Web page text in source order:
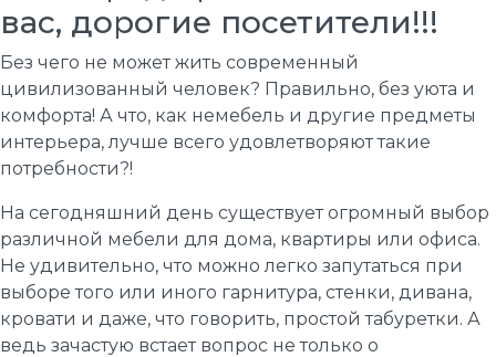
вас, дорогие посетители!!!
Без чего не может жить современный
цивилизованный человек? Правильно, без уюта и
комфорта! А что, как немебель и другие предметы
интерьера, лучше всего удовлетворяют такие
потребности?!
На сегодняшний день существует огромный выбор
различной мебели для дома, квартиры или офиса.
Не удивительно, что можно легко запутаться при
выборе того или иного гарнитура, стенки, дивана,
кровати и даже, что говорить, простой табуретки. А
ведь зачастую встает вопрос не только о